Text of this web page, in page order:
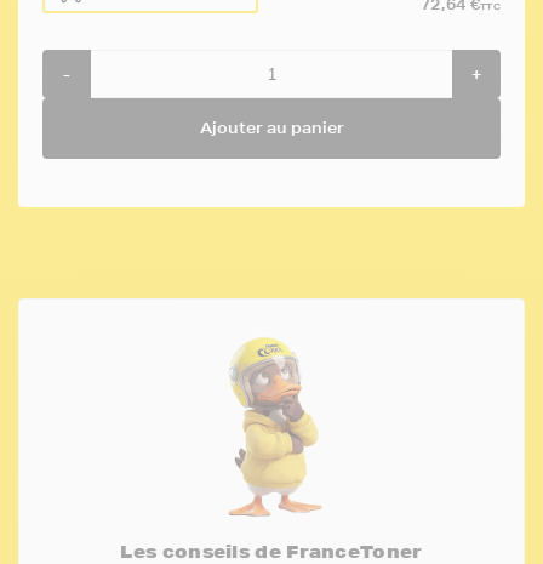
72,64 €TTC
- +
Ajouter au panier
Les conseils de FranceToner